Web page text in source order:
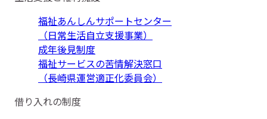
福祉あんしんサポートセンター
（日常生活自立支援事業）
成年後見制度
福祉サービスの苦情解決窓口
（長崎県運営適正化委員会）
借り入れの制度